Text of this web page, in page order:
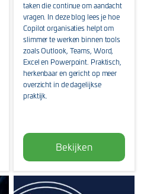
taken die continue om aandacht
vragen. In deze blog lees je hoe
Copilot organisaties helpt om
slimmer te werken binnen tools
zoals Outlook, Teams, Word,
Excel en Powerpoint. Praktisch,
herkenbaar en gericht op meer
overzicht in de dagelijkse
praktijk.
Bekijken